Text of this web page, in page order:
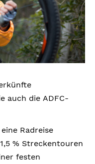
auch die ADFC-
Radreise
% Streckentouren
festen